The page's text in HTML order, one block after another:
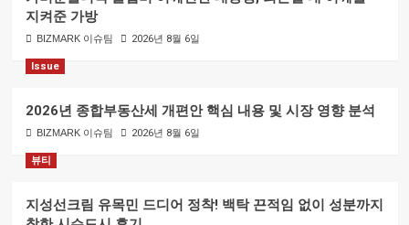
지켜준 가방
BIZMARK 이슈팀 2026년 8월 6일
Issue
2026년 종합부동산세 개편안 핵심 내용 및 시장 영향 분석
BIZMARK 이슈팀 2026년 8월 6일
뷰티
지성선크림 유목민 드디어 정착! 백탁 끈적임 없이 성분까지